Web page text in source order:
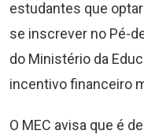
estudantes que
se inscrever no Pé-
do Ministério da
incentivo financeiro
O MEC avisa que é